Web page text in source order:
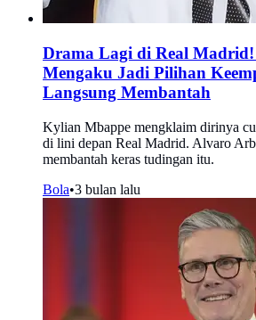
Drama Lagi di Real
Mengaku Jadi Pilihan
Langsung Membantah
Kylian Mbappe mengklaim dirinya
di lini depan Real Madrid. Alvaro
membantah keras tudingan itu.
Bola•3 bulan lalu